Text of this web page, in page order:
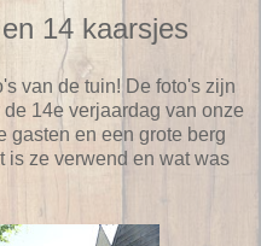
14 kaarsjes
van de tuin! De foto's zijn
14e verjaardag van onze
gasten en een grote berg
is ze verwend en wat was